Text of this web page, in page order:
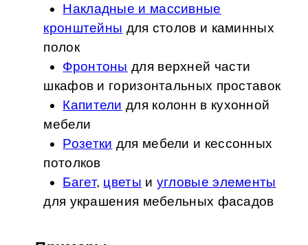
Накладные и массивные
кронштейны для столов и каминных
полок
Фронтоны для верхней части
шкафов и горизонтальных проставок
Капители для колонн в кухонной
мебели
Розетки для мебели и кессонных
потолков
Багет, цветы и угловые элементы
для украшения мебельных фасадов